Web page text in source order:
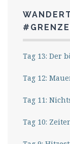
Tag 13: Der
Tag 12:
Tag 11:
Tag 10: